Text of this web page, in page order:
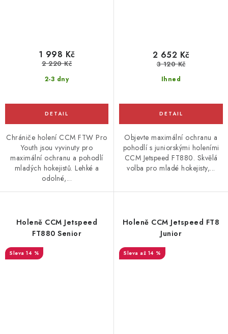
2-3 dny
1 998 Kč
2 220 Kč
Chrániče holení CCM FTW Pro
Youth jsou vyvinuty pro
maximální ochranu a pohodlí
mladých hokejistů. Lehké a
odolné,...
Ihned
2 652 Kč
3 120 Kč
Objevte maximální ochranu a
pohodlí s juniorskými holeními
CCM Jetspeed FT880. Skvělá
volba pro mladé hokejisty,...
Holeně CCM Jetspeed
FT880 Senior
14 %
Holeně CCM Jetspeed FT8
Junior
až 14 %